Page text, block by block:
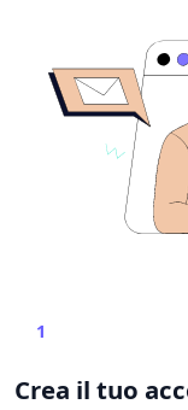
1
Crea il tuo